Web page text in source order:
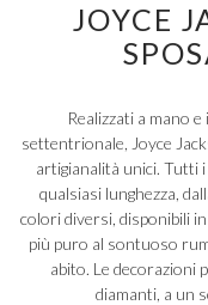
JOYCE
Realizzati a mano
settentrionale, Joyce
artigianalità unici. Tutti
qualsiasi lunghezza,
colori diversi, disponibili
più puro al sontuoso
abito. Le decorazioni
diamanti, a un